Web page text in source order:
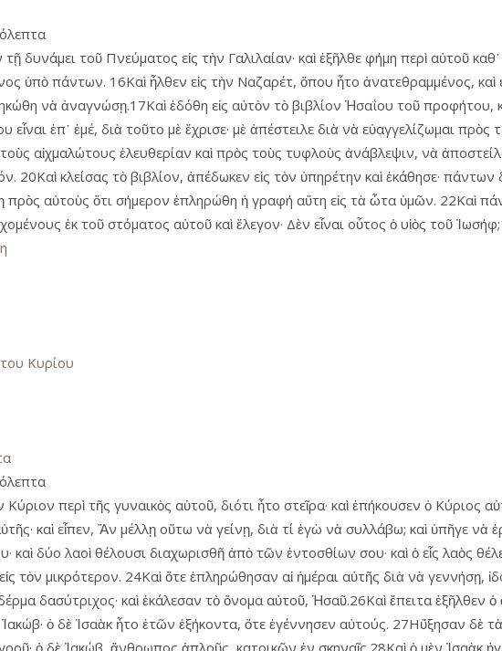
δυνάμει τοῦ Πνεύματος εἰς τὴν Γαλιλαίαν· καὶ ἐξῆλθε φήμη περὶ αὐτοῦ
ὑπὸ πάντων. 16Καὶ ἦλθεν εἰς τὴν Ναζαρέτ, ὅπου ἦτο ἀνατεθραμμένος, καὶ
νὰ ἀναγνώσῃ.17Καὶ ἐδόθη εἰς αὐτὸν τὸ βιβλίον Ἡσαΐου τοῦ προφήτου,
εἶναι ἐπ᾿ ἐμέ, διὰ τοῦτο μὲ ἔχρισε· μὲ ἀπέστειλε διὰ νὰ εὐαγγελίζωμαι
αἰχμαλώτους ἐλευθερίαν καὶ πρὸς τοὺς τυφλοὺς ἀνάβλεψιν, νὰ
20Καὶ κλείσας τὸ βιβλίον, ἀπέδωκεν εἰς τὸν ὑπηρέτην καὶ ἐκάθησε·
πρὸς αὐτοὺς ὅτι σήμερον ἐπληρώθη ἡ γραφή αὕτη εἰς τὰ ὦτα ὑμῶν. 22Καὶ
ἐκ τοῦ στόματος αὐτοῦ καὶ ἔλεγον· Δὲν εἶναι οὗτος ὁ υἱὸς τοῦ Ἰωσήφ;
Κυρίου
περὶ τῆς γυναικὸς αὑτοῦ, διότι ἦτο στεῖρα· καὶ ἐπήκουσεν ὁ Κύριος
καὶ εἶπεν, Ἄν μέλλῃ οὕτω νὰ γείνῃ, διὰ τί ἐγὼ νὰ συλλάβω; καὶ ὑπῆγε
καὶ δύο λαοὶ θέλουσι διαχωρισθῆ ἀπὸ τῶν ἐντοσθίων σου· καὶ ὁ εἷς λαὸς
τὸν μικρότερον. 24Καὶ ὅτε ἐπληρώθησαν αἱ ἡμέραι αὐτῆς διὰ νὰ γεννήσῃ,
δασύτριχος· καὶ ἐκάλεσαν τὸ ὄνομα αὐτοῦ, Ἡσαῦ.26Καὶ ἔπειτα ἐξῆλθεν ὁ
ὁ δὲ Ἰσαὰκ ἦτο ἐτῶν ἑξήκοντα, ὅτε ἐγέννησεν αὐτούς. 27Ηὔξησαν δὲ
ὁ δὲ Ἰακώβ, ἄνθρωπος ἁπλοῦς, κατοικῶν ἐν σκηναῖς.28Καὶ ὁ μὲν Ἰσαὰκ